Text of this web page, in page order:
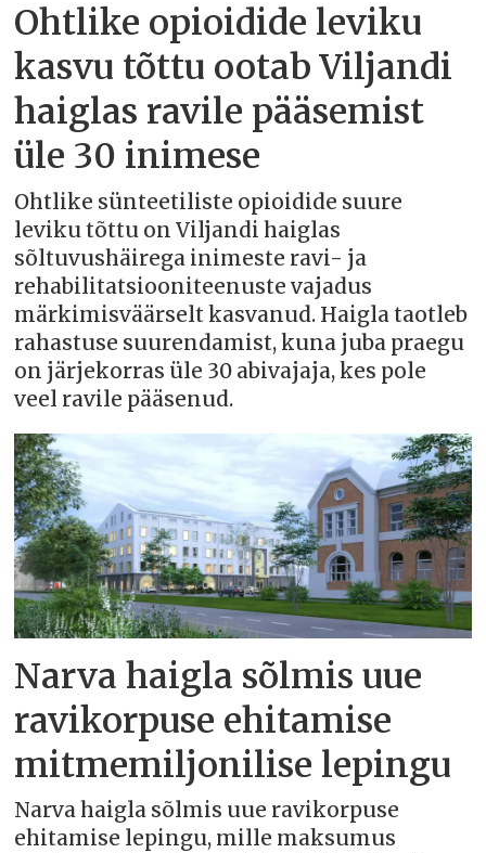
Ohtlike opioidide leviku
kasvu tõttu ootab Viljandi
haiglas ravile pääsemist
üle 30 inimese
Ohtlike sünteetiliste opioidide suure
leviku tõttu on Viljandi haiglas
sõltuvushäirega inimeste ravi- ja
rehabilitatsiooniteenuste vajadus
märkimisväärselt kasvanud. Haigla taotleb
rahastuse suurendamist, kuna juba praegu
on järjekorras üle 30 abivajaja, kes pole
veel ravile pääsenud.
Narva haigla sõlmis uue
ravikorpuse ehitamise
mitmemiljonilise lepingu
Narva haigla sõlmis uue ravikorpuse
ehitamise lepingu, mille maksumus